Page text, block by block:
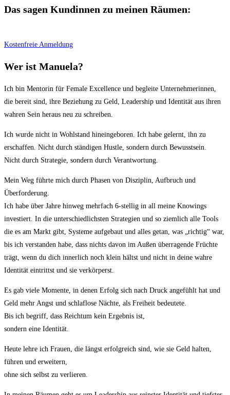
Das sagen Kundinnen zu meinen Räumen:
Kostenfreie Anmeldung
Wer ist Manuela?
Ich bin Mentorin für Female Excellence und begleite Unternehmerinnen,
die bereit sind, ihre Beziehung zu Geld, Leadership und Identität aus ihren
wahren Sein heraus neu zu schreiben.
Ich wurde nicht in Wohlstand hineingeboren. Ich habe gelernt, ihn zu
erschaffen. Nicht durch ständigen Hustle, sondern durch Bewusstsein.
Nicht durch Strategie, sondern durch Verantwortung.
Mein Weg führte mich durch Phasen von Disziplin, Aufbruch und
Überforderung.
Ich habe über Jahre hinweg mehrfach 6-stellig in all meine Knowings
investiert. In die unterschiedlichsten Strategien und so ziemlich alle Tools
die es am Markt gibt, Systeme aufgebaut und alles getan, was „richtig“ war,
bis ich verstanden habe, dass nichts davon im Außen überragende Früchte
trägt, wenn du dich innerlich noch klein hältst und nicht in deine wahre
Identität eintrittst und sie verkörperst.
Es gab viele Momente, in denen Erfolg sich nach Druck angefühlt hat und
Geld mehr Angst und schlaflose Nächte, als Freiheit bedeutete.
Bis ich begriff, dass Reichtum kein Ergebnis ist,
sondern eine Identität.
Heute lehre ich Frauen, die längst erfolgreich sind, wie sie Geld halten,
führen und erweitern,
ohne sich selbst zu verlieren.